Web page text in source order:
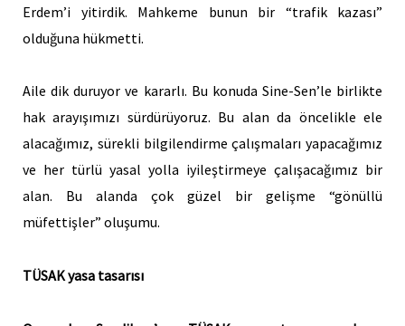
Erdem’i yitirdik. Mahkeme bunun bir “trafik kazası”
olduğuna hükmetti.
Aile dik duruyor ve kararlı. Bu konuda Sine-Sen’le birlikte
hak arayışımızı sürdürüyoruz. Bu alan da öncelikle ele
alacağımız, sürekli bilgilendirme çalışmaları yapacağımız
ve her türlü yasal yolla iyileştirmeye çalışacağımız bir
alan. Bu alanda çok güzel bir gelişme “gönüllü
müfettişler” oluşumu.
TÜSAK yasa tasarısı